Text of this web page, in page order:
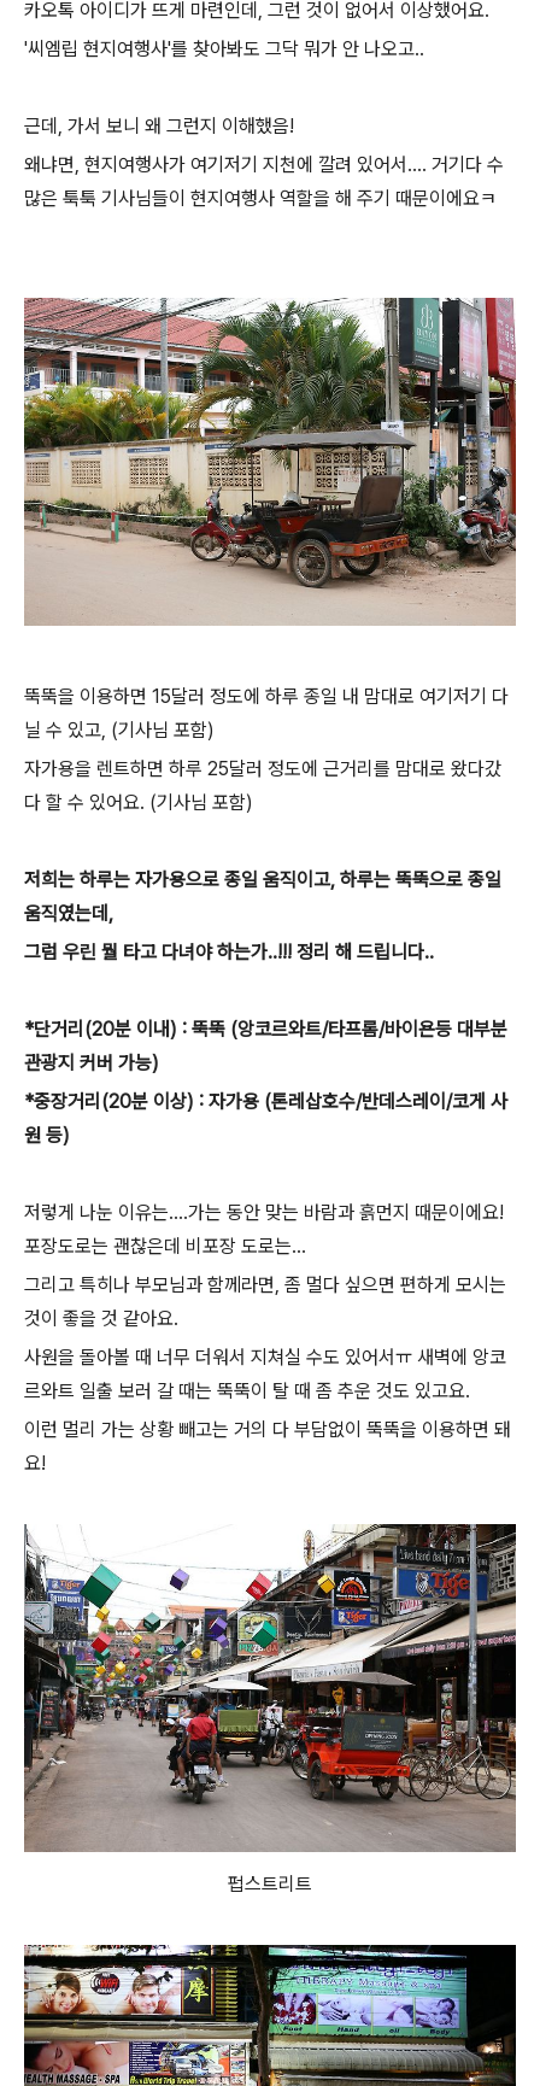
카오톡 아이디가 뜨게 마련인데, 그런 것이 없어서 이상했어요.
'씨엠립 현지여행사'를 찾아봐도 그닥 뭐가 안 나오고..
근데, 가서 보니 왜 그런지 이해했음!
왜냐면, 현지여행사가 여기저기 지천에 깔려 있어서.... 거기다 수
많은 툭툭 기사님들이 현지여행사 역할을 해 주기 때문이에요ㅋ
뚝뚝을 이용하면 15달러 정도에 하루 종일 내 맘대로 여기저기 다
닐 수 있고, (기사님 포함)
자가용을 렌트하면 하루 25달러 정도에 근거리를 맘대로 왔다갔
다 할 수 있어요. (기사님 포함)
저희는 하루는 자가용으로 종일 움직이고, 하루는 뚝뚝으로 종일
움직였는데,
그럼 우린 뭘 타고 다녀야 하는가..!!! 정리 해 드립니다..
*단거리(20분 이내) : 뚝뚝 (앙코르와트/타프롬/바이욘등 대부분
관광지 커버 가능)
*중장거리(20분 이상) : 자가용 (톤레삽호수/반데스레이/코게 사
원 등)
저렇게 나눈 이유는....가는 동안 맞는 바람과 흙먼지 때문이에요!
포장도로는 괜찮은데 비포장 도로는...
그리고 특히나 부모님과 함께라면, 좀 멀다 싶으면 편하게 모시는
것이 좋을 것 같아요.
사원을 돌아볼 때 너무 더워서 지쳐실 수도 있어서ㅠ 새벽에 앙코
르와트 일출 보러 갈 때는 뚝뚝이 탈 때 좀 추운 것도 있고요.
이런 멀리 가는 상황 빼고는 거의 다 부담없이 뚝뚝을 이용하면 돼
요!
펍스트리트